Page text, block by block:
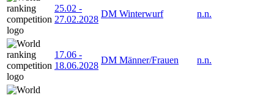
25.02 -
27.02.2028
DM Winterwurf n.n.
17.06 -
18.06.2028
DM Männer/Frauen n.n.